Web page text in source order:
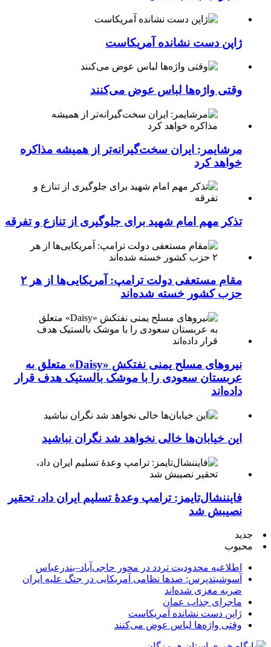
ژاپن دست نشانده آمریکاست
وقتی واژه‌ها لباس عوض می‌کنند
مرشایمر: ایران سخت‌گیرانه‌تر از همیشه مذاکره
خواهد کرد
تذکر مهم امام شهید برای جلوگیری از تنازع و تفرقه
مقام مستعفی دولت ترامپ: آمریکایی‌ها از هر ۲
حزب کشور خسته شده‌اند
نیروهای مسلح یمنی نفتکش «Daisy» متعلق به
عربستان سعودی را با موشک بالستیک هدف قرار
داده‌اند
این خیابان‌ها خالی نخواهد شد نگران نباشید
فایننشال‌تایمز: ترامپ وعدۀ تسلیم ایران داد، تحقیر
نصیبش شد
جدید
محبوب
اطلاعیه محدودیت تردد در محور حاجی‌آباد–بندرعباس
آسوشیتدپرس: صدها نظامی آمریکایی در جنگ علیه ایران
ضربه مغزی شده‌اند
ماجرای جذاب عمان
ژاپن دست نشانده آمریکاست
وقتی واژه‌ها لباس عوض می‌کنند